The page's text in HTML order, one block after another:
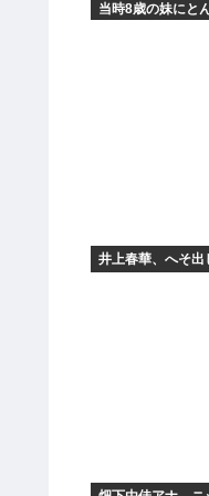
当時8歳の妹にと
井上春華、へそ出